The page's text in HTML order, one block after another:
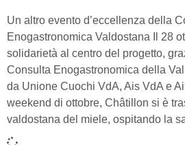
Un altro evento d’eccellenza della
Enogastronomica Valdostana Il 28
solidarietà al centro del progetto,
Consulta Enogastronomica della
da Unione Cuochi VdA, Ais VdA e
weekend di ottobre, Châtillon si è
valdostana del miele, ospitando la